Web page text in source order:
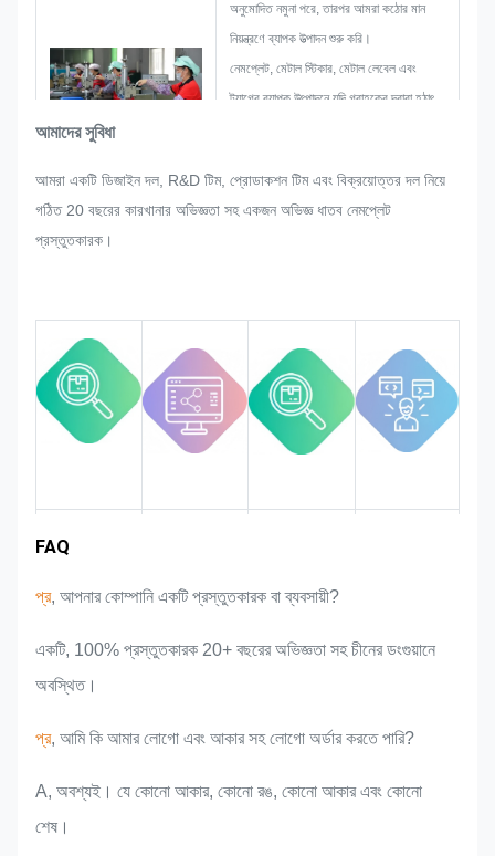
অনুমোদিত নমুনা পরে, তারপর আমরা কঠোর মান
নিয়ন্ত্রণে ব্যাপক উত্পাদন শুরু করি।
নেমপ্লেট, মেটাল স্টিকার, মেটাল লেবেল এবং
ট্যাগের ব্যাপক উৎপাদনে যদি গ্রাহকের দ্বারা হঠাৎ
জন্য যথাসাধ্য চেষ্টা করব।
কঠোর মানের প্রয়োজনীয়তা মেটাতে নিশ্চিত করার
আমাদের সুবিধা
আমরা একটি ডিজাইন দল, R&D টিম, প্রোডাকশন টিম এবং বিক্রয়োত্তর দল নিয়ে
গঠিত 20 বছরের কারখানার অভিজ্ঞতা সহ একজন অভিজ্ঞ ধাতব নেমপ্লেট
প্রস্তুতকারক।
শিল্প অভিজ্ঞতা
FAQ
প্র, আপনার কোম্পানি একটি প্রস্তুতকারক বা ব্যবসায়ী?
একটি, 100% প্রস্তুতকারক 20+ বছরের অভিজ্ঞতা সহ চীনের ডংগুয়ানে
অবস্থিত।
প্র, আমি কি আমার লোগো এবং আকার সহ লোগো অর্ডার করতে পারি?
A, অবশ্যই। যে কোনো আকার, কোনো রঙ, কোনো আকার এবং কোনো
শেষ।